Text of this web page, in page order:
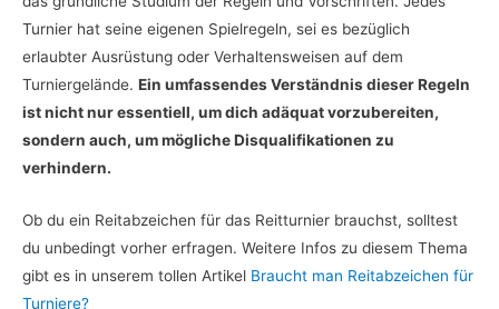
Turnier hat seine eigenen Spielregeln, sei es bezüglich
erlaubter Ausrüstung oder Verhaltensweisen auf dem
Turniergelände. Ein umfassendes Verständnis dieser Regeln
ist nicht nur essentiell, um dich adäquat vorzubereiten,
sondern auch, um mögliche Disqualifikationen zu
verhindern.
Ob du ein Reitabzeichen für das Reitturnier brauchst, solltest
du unbedingt vorher erfragen. Weitere Infos zu diesem Thema
gibt es in unserem tollen Artikel Braucht man Reitabzeichen für
Turniere?